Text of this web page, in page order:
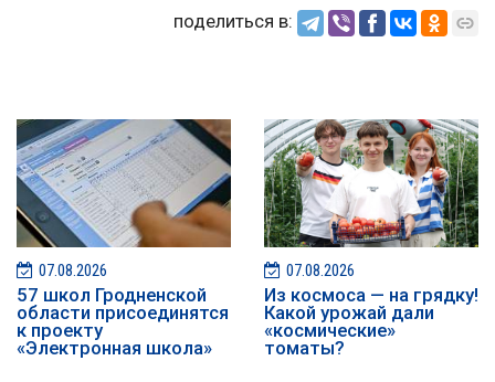
поделиться в:
07.08.2026
57 школ Гродненской
области присоединятся
к проекту
«Электронная школа»
07.08.2026
Из космоса — на грядку!
Какой урожай дали
«космические»
томаты?